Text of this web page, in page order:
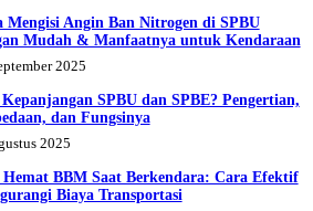
Mengisi Angin Ban Nitrogen di SPBU
Mudah & Manfaatnya untuk Kendaraan
2025
SPBU dan SPBE? Pengertian,
dan Fungsinya
2025
Hemat BBM Saat Berkendara: Cara Efektif
Biaya Transportasi